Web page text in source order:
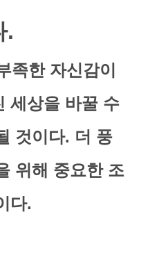
.
족한 자신감이
세상을 바꿀 수
것이다. 더 풍
위해 중요한 조
다.